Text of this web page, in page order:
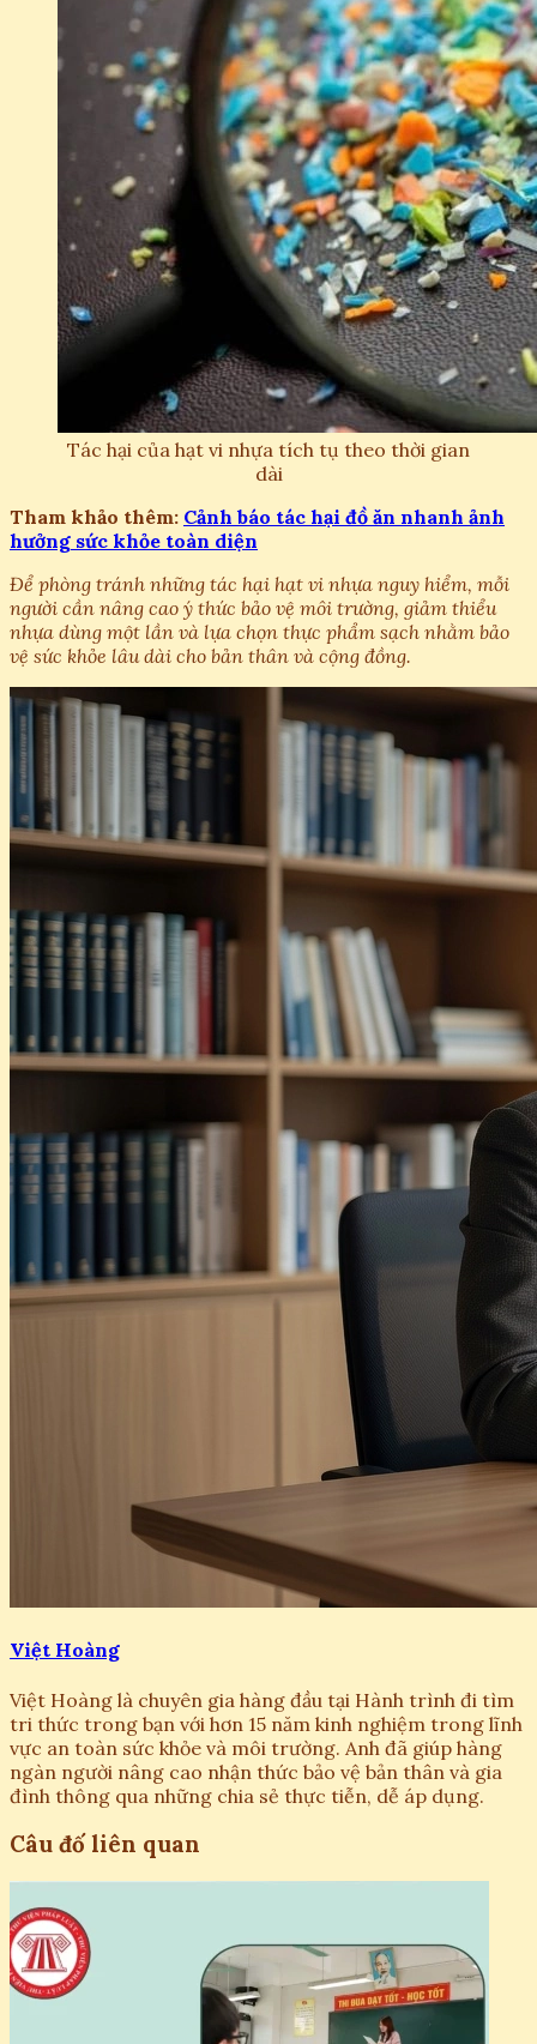
Tác hại của hạt vi nhựa tích tụ theo thời gian
dài
Tham khảo thêm: Cảnh báo tác hại đồ ăn nhanh ảnh
hưởng sức khỏe toàn diện
Để phòng tránh những tác hại hạt vi nhựa nguy hiểm, mỗi
người cần nâng cao ý thức bảo vệ môi trường, giảm thiểu
nhựa dùng một lần và lựa chọn thực phẩm sạch nhằm bảo
vệ sức khỏe lâu dài cho bản thân và cộng đồng.
Việt Hoàng
Việt Hoàng là chuyên gia hàng đầu tại Hành trình đi tìm
tri thức trong bạn với hơn 15 năm kinh nghiệm trong lĩnh
vực an toàn sức khỏe và môi trường. Anh đã giúp hàng
ngàn người nâng cao nhận thức bảo vệ bản thân và gia
đình thông qua những chia sẻ thực tiễn, dễ áp dụng.
Câu đố liên quan